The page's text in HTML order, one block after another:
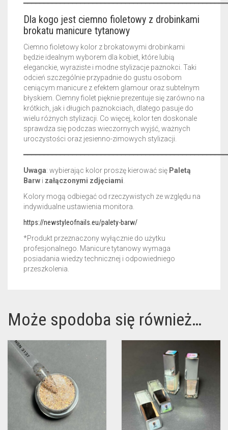
Dla kogo jest ciemno fioletowy z drobinkami
brokatu manicure tytanowy
Ciemno fioletowy kolor z brokatowymi drobinkami
będzie idealnym wyborem dla kobiet, które lubią
eleganckie, wyraziste i modne stylizacje paznokci. Taki
odcień szczególnie przypadnie do gustu osobom
ceniącym manicure z efektem glamour oraz subtelnym
błyskiem. Ciemny fiolet pięknie prezentuje się zarówno na
krótkich, jak i długich paznokciach, dlatego pasuje do
wielu różnych stylizacji. Co więcej, kolor ten doskonale
sprawdza się podczas wieczornych wyjść, ważnych
uroczystości oraz jesienno-zimowych stylizacji.
Uwaga: wybierając kolor proszę kierować się Paletą
Barw i załączonymi zdjęciami
Kolory mogą odbiegać od rzeczywistych ze względu na
indywidualne ustawienia monitora.
https://newstyleofnails.eu/palety-barw/
*Produkt przeznaczony wyłącznie do użytku
profesjonalnego. Manicure tytanowy wymaga
posiadania wiedzy technicznej i odpowiedniego
przeszkolenia.
Może spodoba się również…